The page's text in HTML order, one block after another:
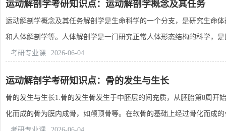
运动解剖学考研知识点：运动解剖学概念及其任务
运动解剖学概念及其任务解剖学是生命科学的一个分支，是研究生命
和人体解剖学等。人体解剖学是一门研究正常人体形态结构的科学，
考研专业课 2026-06-04
运动解剖学考研知识点：骨的发生与生长
骨的发生与生长1.骨的发生骨发生于中胚层的间充质，从胚胎第8周
化而成的骨为膜内成骨，如颅顶骨等。在软骨的基础上经过骨化而成